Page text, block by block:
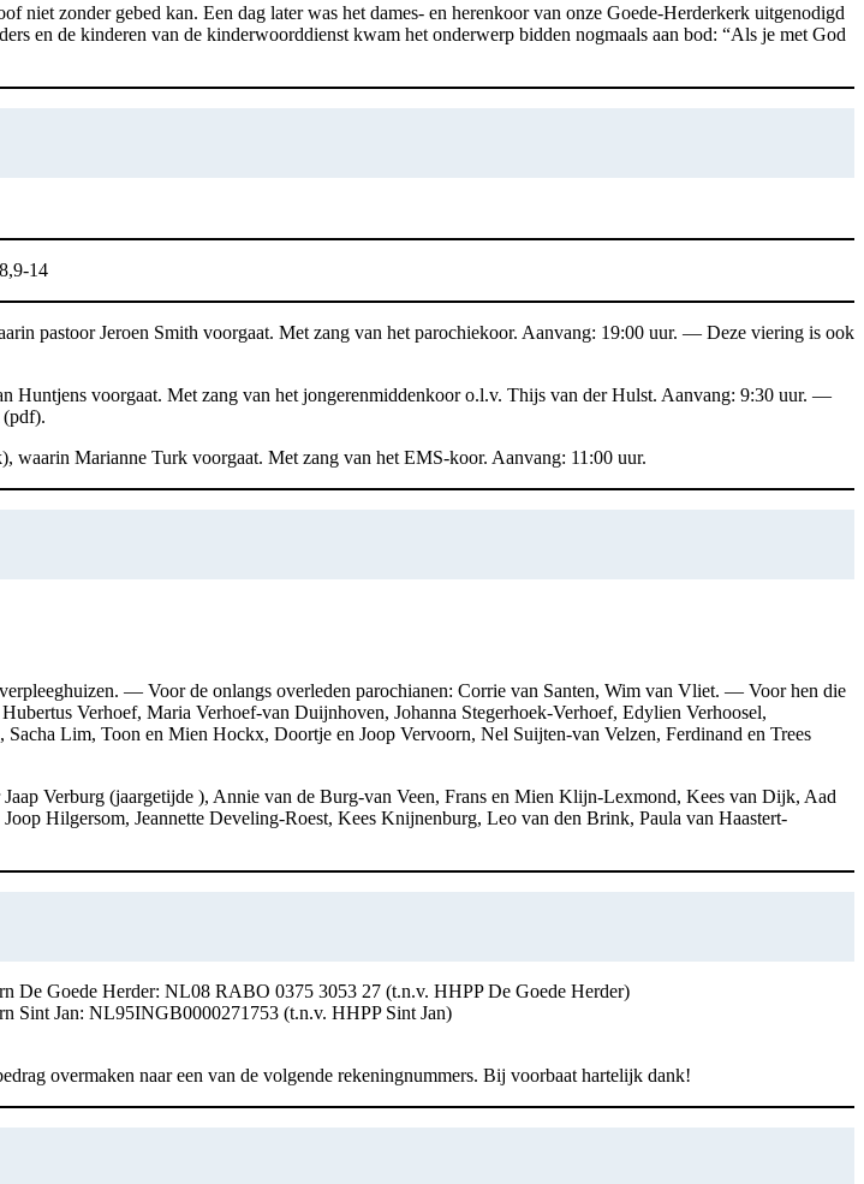
niet zonder gebed kan. Een dag later was het dames- en herenkoor van onze Goede-Herderkerk uitgenodigd
en de kinderen van de kinderwoorddienst kwam het onderwerp bidden nogmaals aan bod: “Als je met God
14
pastoor Jeroen Smith voorgaat. Met zang van het parochiekoor. Aanvang: 19:00 uur. — Deze viering is ook
Huntjens voorgaat. Met zang van het jongerenmiddenkoor o.l.v. Thijs van der Hulst. Aanvang: 9:30 uur. —
(pdf).
Marianne Turk voorgaat. Met zang van het EMS-koor. Aanvang: 11:00 uur.
— Voor de onlangs overleden parochianen: Corrie van Santen, Wim van Vliet. — Voor hen die
Verhoef, Maria Verhoef-van Duijnhoven, Johanna Stegerhoek-Verhoef, Edylien Verhoosel,
Lim, Toon en Mien Hockx, Doortje en Joop Vervoorn, Nel Suijten-van Velzen, Ferdinand en Trees
Verburg (jaargetijde ), Annie van de Burg-van Veen, Frans en Mien Klijn-Lexmond, Kees van Dijk, Aad
Hilgersom, Jeannette Develing-Roest, Kees Knijnenburg, Leo van den Brink, Paula van Haastert-
De Goede Herder: NL08 RABO 0375 3053 27 (t.n.v. HHPP De Goede Herder)
Sint Jan: NL95INGB0000271753 (t.n.v. HHPP Sint Jan)
overmaken naar een van de volgende rekeningnummers. Bij voorbaat hartelijk dank!